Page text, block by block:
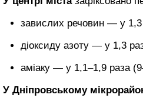
завислих речовин — у
діоксиду азоту — у 1,3
аміаку — у 1,1–1,9 раза
У Дніпровському